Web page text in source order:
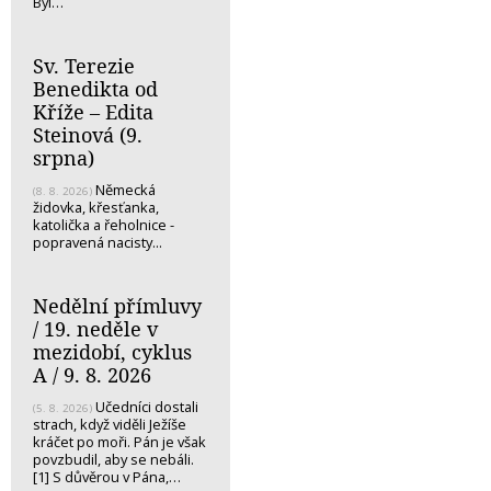
Sv. Terezie
Benedikta od
Kříže – Edita
Steinová (9.
srpna)
(8. 8. 2026) Německá
židovka, křesťanka,
katolička a řeholnice -
popravená nacisty...
Nedělní přímluvy
/ 19. neděle v
mezidobí, cyklus
A / 9. 8. 2026
(5. 8. 2026) Učedníci dostali
strach, když viděli Ježíše
kráčet po moři. Pán je však
povzbudil, aby se nebáli.
[1] S důvěrou v Pána,…